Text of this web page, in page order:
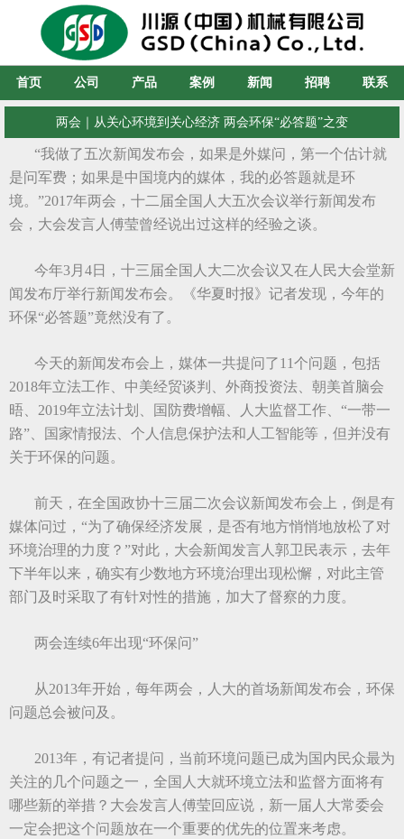
首页 公司 产品 案例 新闻 招聘 联系
两会｜从关心环境到关心经济 两会环保“必答题”之变
“我做了五次新闻发布会，如果是外媒问，第一个估计就
是问军费；如果是中国境内的媒体，我的必答题就是环
境。”2017年两会，十二届全国人大五次会议举行新闻发布
会，大会发言人傅莹曾经说出过这样的经验之谈。
今年3月4日，十三届全国人大二次会议又在人民大会堂新
闻发布厅举行新闻发布会。《华夏时报》记者发现，今年的
环保“必答题”竟然没有了。
今天的新闻发布会上，媒体一共提问了11个问题，包括
2018年立法工作、中美经贸谈判、外商投资法、朝美首脑会
晤、2019年立法计划、国防费增幅、人大监督工作、“一带一
路”、国家情报法、个人信息保护法和人工智能等，但并没有
关于环保的问题。
前天，在全国政协十三届二次会议新闻发布会上，倒是有
媒体问过，“为了确保经济发展，是否有地方悄悄地放松了对
环境治理的力度？”对此，大会新闻发言人郭卫民表示，去年
下半年以来，确实有少数地方环境治理出现松懈，对此主管
部门及时采取了有针对性的措施，加大了督察的力度。
两会连续6年出现“环保问”
从2013年开始，每年两会，人大的首场新闻发布会，环保
问题总会被问及。
2013年，有记者提问，当前环境问题已成为国内民众最为
关注的几个问题之一，全国人大就环境立法和监督方面将有
哪些新的举措？大会发言人傅莹回应说，新一届人大常委会
一定会把这个问题放在一个重要的优先的位置来考虑。